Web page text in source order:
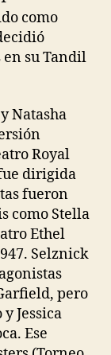
como
en su Tandil
Natasha
Royal
dirigida
fueron
como Stella
Ethel
Selznick
pero
Jessica
Ese